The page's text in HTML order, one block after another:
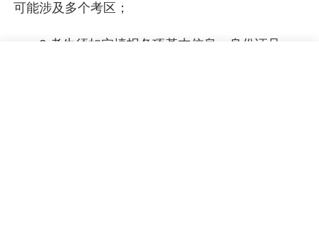
可能涉及多个考区；
3.考生须如实填报各项基本信息，身份证号、